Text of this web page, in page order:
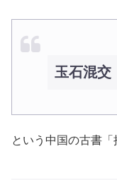
玉石混交
という中国の古書「